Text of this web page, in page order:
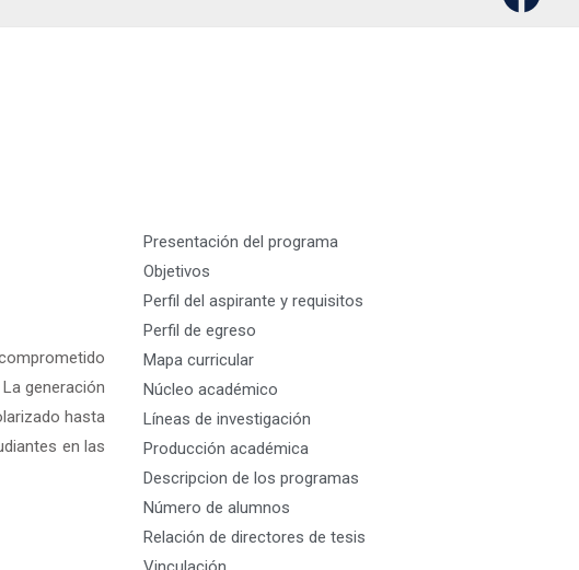
generación
hasta
en las
Presentación del programa
Objetivos
Perfil del aspirante y requisitos
Perfil de egreso
Mapa curricular
Núcleo académico
Líneas de investigación
Producción académica
Descripcion de los programas
Número de alumnos
Relación de directores de tesis